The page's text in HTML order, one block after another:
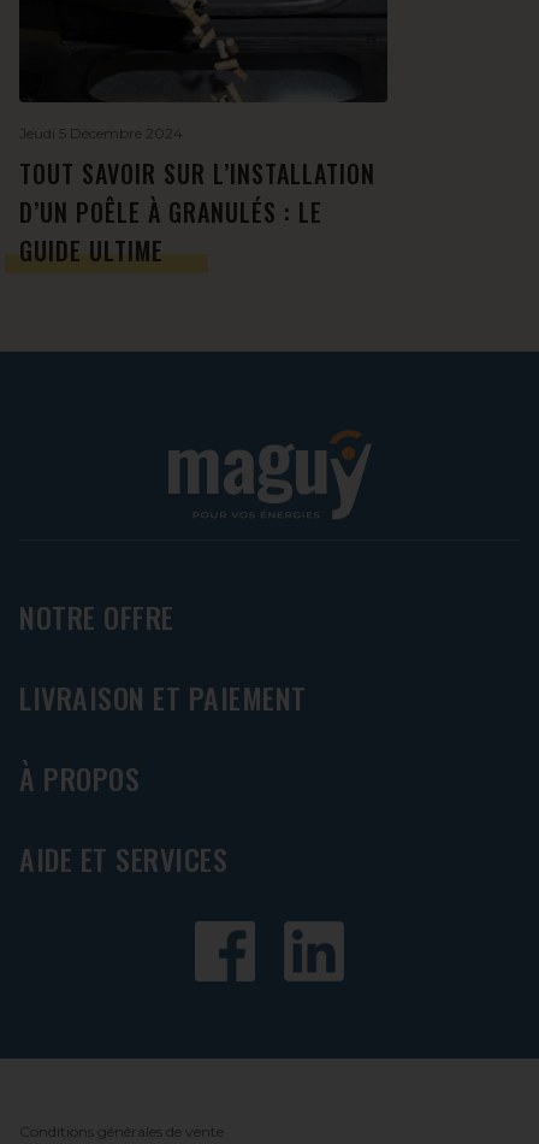
Jeudi 5 Décembre 2024
TOUT SAVOIR SUR L’INSTALLATION
D’UN POÊLE À GRANULÉS : LE
GUIDE ULTIME
NOTRE OFFRE
LIVRAISON ET PAIEMENT
À PROPOS
AIDE ET SERVICES
Conditions générales de vente